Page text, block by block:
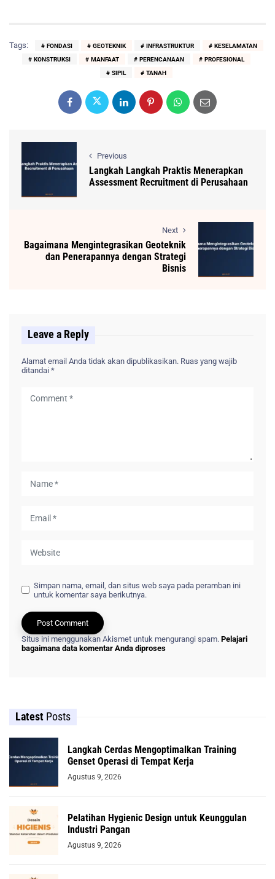
Tags: FONDASI GEOTEKNIK INFRASTRUKTUR
KESELAMATAN
KONSTRUKSI
MANFAAT PERENCANAAN
PROFESIONAL
SIPIL
TANAH
Previous
Langkah Langkah Praktis Menerapkan
Assessment Recruitment di Perusahaan
Next
Bagaimana Mengintegrasikan Geoteknik
dan Penerapannya dengan Strategi
Bisnis
Leave a Reply
Alamat email Anda tidak akan dipublikasikan. Ruas yang wajib
ditandai *
Simpan nama, email, dan situs web saya pada peramban ini
untuk komentar saya berikutnya.
Situs ini menggunakan Akismet untuk mengurangi spam. Pelajari
bagaimana data komentar Anda diproses
Latest Posts
Langkah Cerdas Mengoptimalkan Training
Genset Operasi di Tempat Kerja
Agustus 9, 2026
Pelatihan Hygienic Design untuk Keunggulan
Industri Pangan
Agustus 9, 2026